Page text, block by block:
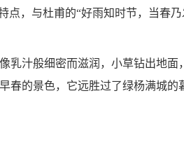
点，与杜甫的“好雨知时节，当春
汁般细密而滋润，小草钻出地面
春的景色，它远胜过了绿杨满城的